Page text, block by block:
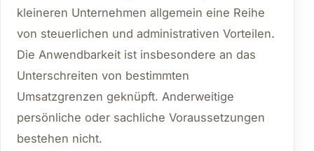
kleineren Unternehmen allgemein eine Reihe
von steuerlichen und administrativen Vorteilen.
Die Anwendbarkeit ist insbesondere an das
Unterschreiten von bestimmten
Umsatzgrenzen geknüpft. Anderweitige
persönliche oder sachliche Voraussetzungen
bestehen nicht.